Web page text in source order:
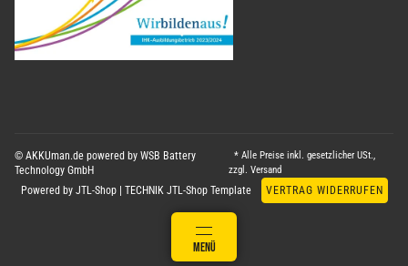
© AKKUman.de powered by WSB Battery
Technology GmbH
* Alle Preise inkl. gesetzlicher USt.,
zzgl.Versand
Powered by JTL-Shop TECHNIK JTL-Shop Template VERTRAG WIDERRUFEN
MENÜ